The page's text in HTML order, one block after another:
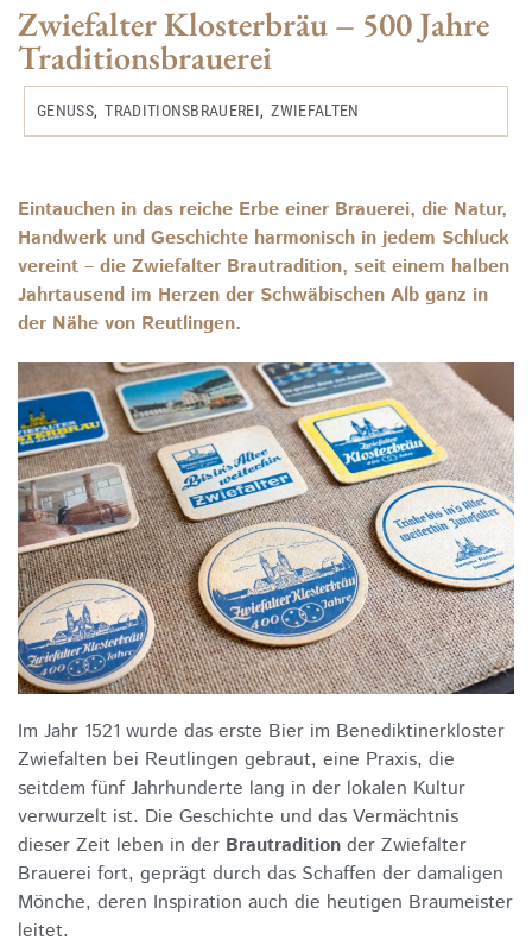
Zwiefalter Klosterbräu – 500 Jahre
Traditionsbrauerei
GENUSS,TRADITIONSBRAUEREI,ZWIEFALTEN
Eintauchen in das reiche Erbe einer Brauerei, die Natur,
Handwerk und Geschichte harmonisch in jedem Schluck
vereint – die Zwiefalter Brautradition, seit einem halben
Jahrtausend im Herzen der Schwäbischen Alb ganz in
der Nähe von Reutlingen.
Im Jahr 1521 wurde das erste Bier im Benediktinerkloster
Zwiefalten bei Reutlingen gebraut, eine Praxis, die
seitdem fünf Jahrhunderte lang in der lokalen Kultur
verwurzelt ist. Die Geschichte und das Vermächtnis
dieser Zeit leben in der Brautradition der Zwiefalter
Brauerei fort, geprägt durch das Schaffen der damaligen
Mönche, deren Inspiration auch die heutigen Braumeister
leitet.